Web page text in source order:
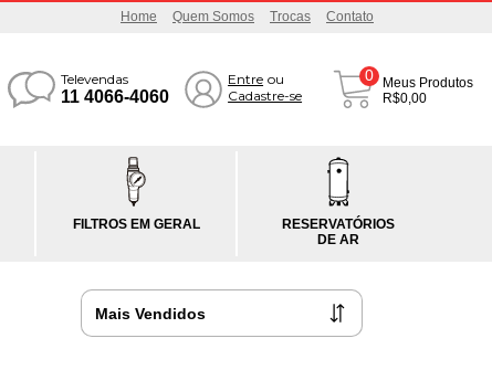
Home Quem Somos Trocas Contato
Televendas
11 4066-4060
Entre ou
Cadastre-se
0
Meus Produtos
R$0,00
FILTROS EM GERAL
RESERVATÓRIOS
DE AR